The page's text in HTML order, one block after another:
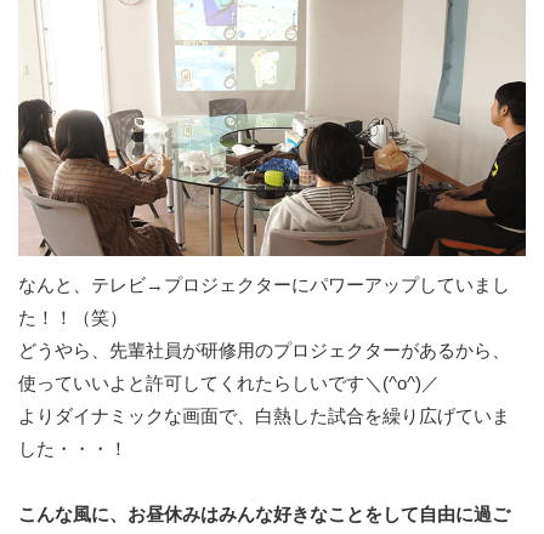
なんと、テレビ→プロジェクターにパワーアップしていまし
た！！（笑）
どうやら、先輩社員が研修用のプロジェクターがあるから、
使っていいよと許可してくれたらしいです＼(^o^)／
よりダイナミックな画面で、白熱した試合を繰り広げていま
した・・・！
こんな風に、お昼休みはみんな好きなことをして自由に過ご